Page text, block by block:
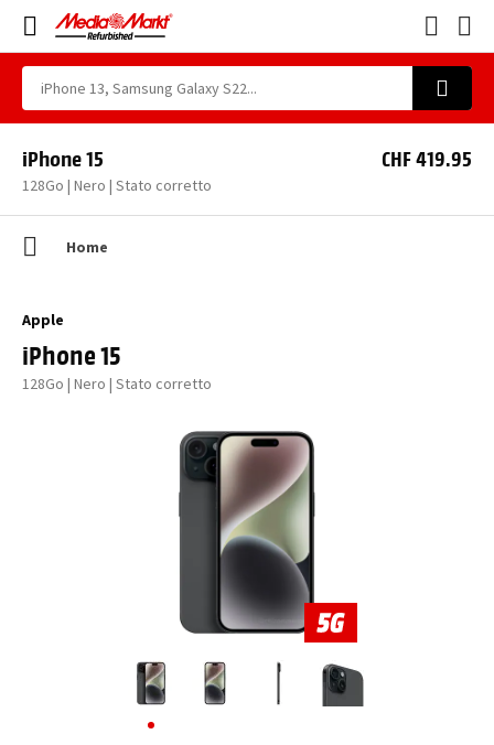
iPhone 15
128Go | Nero | Stato corretto
CHF 419.95
Home
Apple
iPhone 15
128Go | Nero | Stato corretto